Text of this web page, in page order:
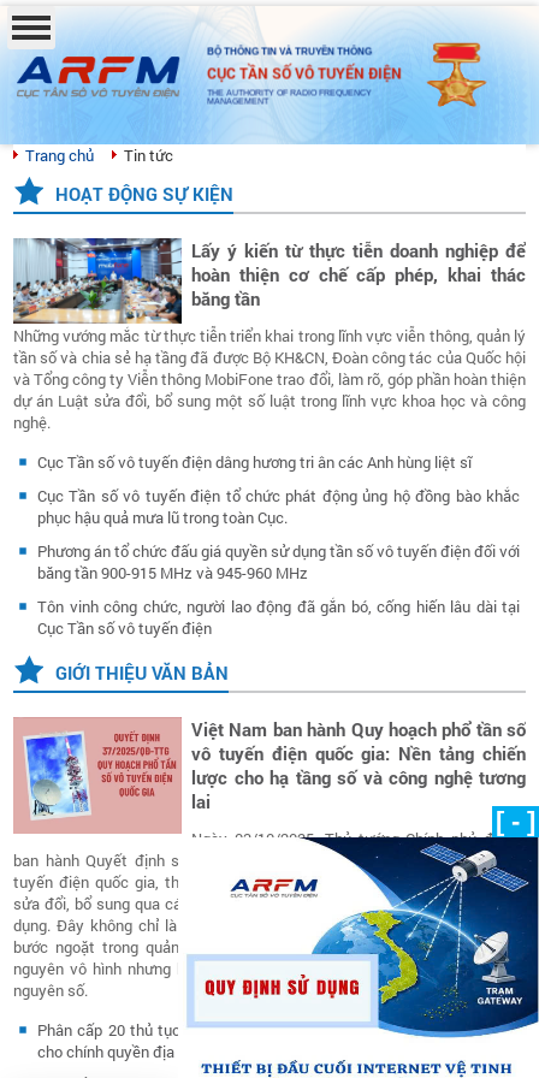
BỘ THÔNG TIN VÀ TRUYỀN THÔNG
CỤC TẦN SỐ VÔ TUYẾN ĐIỆN
THE AUTHORITY OF RADIO FREQUENCY
MANAGEMENT
Trang chủ Tin tức
HOẠT ĐỘNG SỰ KIỆN
Lấy ý kiến từ thực tiễn doanh nghiệp để
hoàn thiện cơ chế cấp phép, khai thác
băng tần
Những vướng mắc từ thực tiễn triển khai trong lĩnh vực viễn thông, quản lý
tần số và chia sẻ hạ tầng đã được Bộ KH&CN, Đoàn công tác của Quốc hội
và Tổng công ty Viễn thông MobiFone trao đổi, làm rõ, góp phần hoàn thiện
dự án Luật sửa đổi, bổ sung một số luật trong lĩnh vực khoa học và công
nghệ.
Cục Tần số vô tuyến điện dâng hương tri ân các Anh hùng liệt sĩ
Cục Tần số vô tuyến điện tổ chức phát động ủng hộ đồng bào khắc
phục hậu quả mưa lũ trong toàn Cục.
Phương án tổ chức đấu giá quyền sử dụng tần số vô tuyến điện đối với
băng tần 900-915 MHz và 945-960 MHz
Tôn vinh công chức, người lao động đã gắn bó, cống hiến lâu dài tại
Cục Tần số vô tuyến điện
GIỚI THIỆU VĂN BẢN
Việt Nam ban hành Quy hoạch phổ tần số
vô tuyến điện quốc gia: Nền tảng chiến
lược cho hạ tầng số và công nghệ tương
lai
Ngày 03/10/2025, Thủ tướng Chính phủ đã ký
ban hành Quyết định số 37/2025/QĐ-TTg về Quy hoạch phổ tần số vô
tuyến điện quốc gia, thay thế Quyết định số 71/2013/QĐ-TTg (đã được
sửa đổi, bổ sung qua các năm 2017, 2021, 2024) sau hơn một thập kỷ áp
dụng. Đây không chỉ là một văn bản kỹ thuật chuyên ngành, mà còn là
bước ngoặt trong quản lý và khai thác tài nguyên tần số – nguồn tài
nguyên vô hình nhưng hữu hạn, có giá trị chiến lược hàng đầu trong kỷ
nguyên số.
Phân cấp 20 thủ tục hành chính thuộc lĩnh vực tần số vô tuyến điện
cho chính quyền địa phương thực hiện từ ngày 01/7/2025
[ - ]